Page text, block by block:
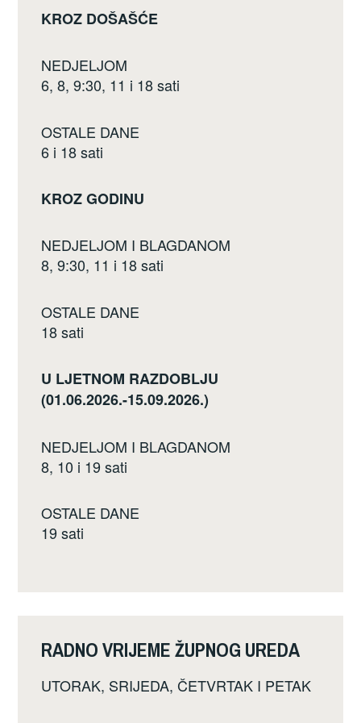
KROZ DOŠAŠĆE
NEDJELJOM
6, 8, 9:30, 11 i 18 sati
OSTALE DANE
6 i 18 sati
KROZ GODINU
NEDJELJOM I BLAGDANOM
8, 9:30, 11 i 18 sati
OSTALE DANE
18 sati
U LJETNOM RAZDOBLJU
(01.06.2026.-15.09.2026.)
NEDJELJOM I BLAGDANOM
8, 10 i 19 sati
OSTALE DANE
19 sati
RADNO VRIJEME ŽUPNOG UREDA
UTORAK, SRIJEDA, ČETVRTAK I PETAK